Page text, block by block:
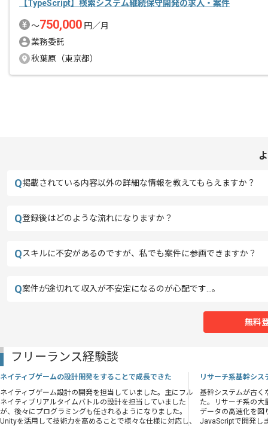
【TypeScript】検索システム継続保守開発の求人・案件
〜750,000 円／月
業務委託
秋葉原（東京都）
Q掲載されている内容以外の詳細な情報を教えてもらえますか？
Q登録後はどのような流れになりますか？
Qスキルに不安があるのですが、私でも案件に参画できますか？
Q案件が途切れて収入が不安定になるのが心配です…。
無料
フリーランス経験談
ネイティブゲームの設計開発をすることで成長できた
ネイティブゲーム設計の開発を担当していました。主にフル
ネイティブリアルタイムバトルの設計を担当していました
が、後々にプログラミングも任されるようになりました。
Unityを活用して技術力を高めることで様々な仕様に対応し、
リサーチ系基幹シス
基幹システムが古く
た。リサーチ系の大
データの高速化を図
JavaScriptで開発し